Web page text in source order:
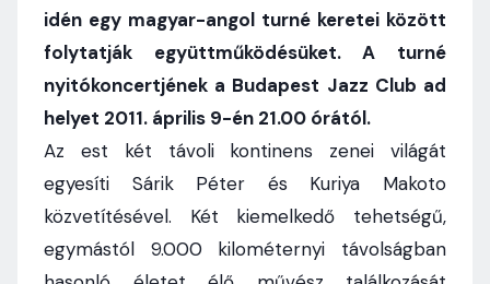
idén egy magyar-angol turné keretei között
folytatják együttműködésüket. A turné
nyitókoncertjének a Budapest Jazz Club ad
helyet 2011. április 9-én 21.00 órától.
Az est két távoli kontinens zenei világát
egyesíti Sárik Péter és Kuriya Makoto
közvetítésével. Két kiemelkedő tehetségű,
egymástól 9.000 kilométernyi távolságban